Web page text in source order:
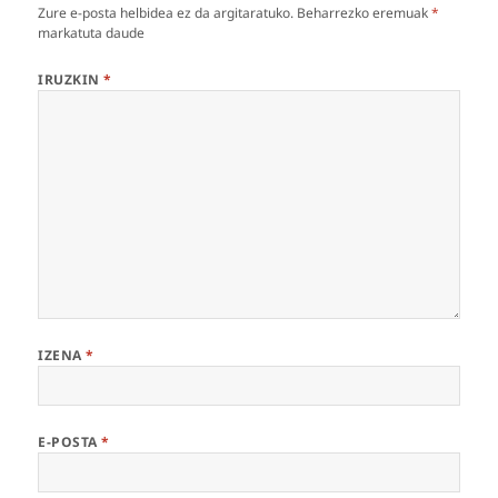
Zure e-posta helbidea ez da argitaratuko. Beharrezko eremuak*
markatuta daude
IRUZKIN*
IZENA*
E-POSTA*